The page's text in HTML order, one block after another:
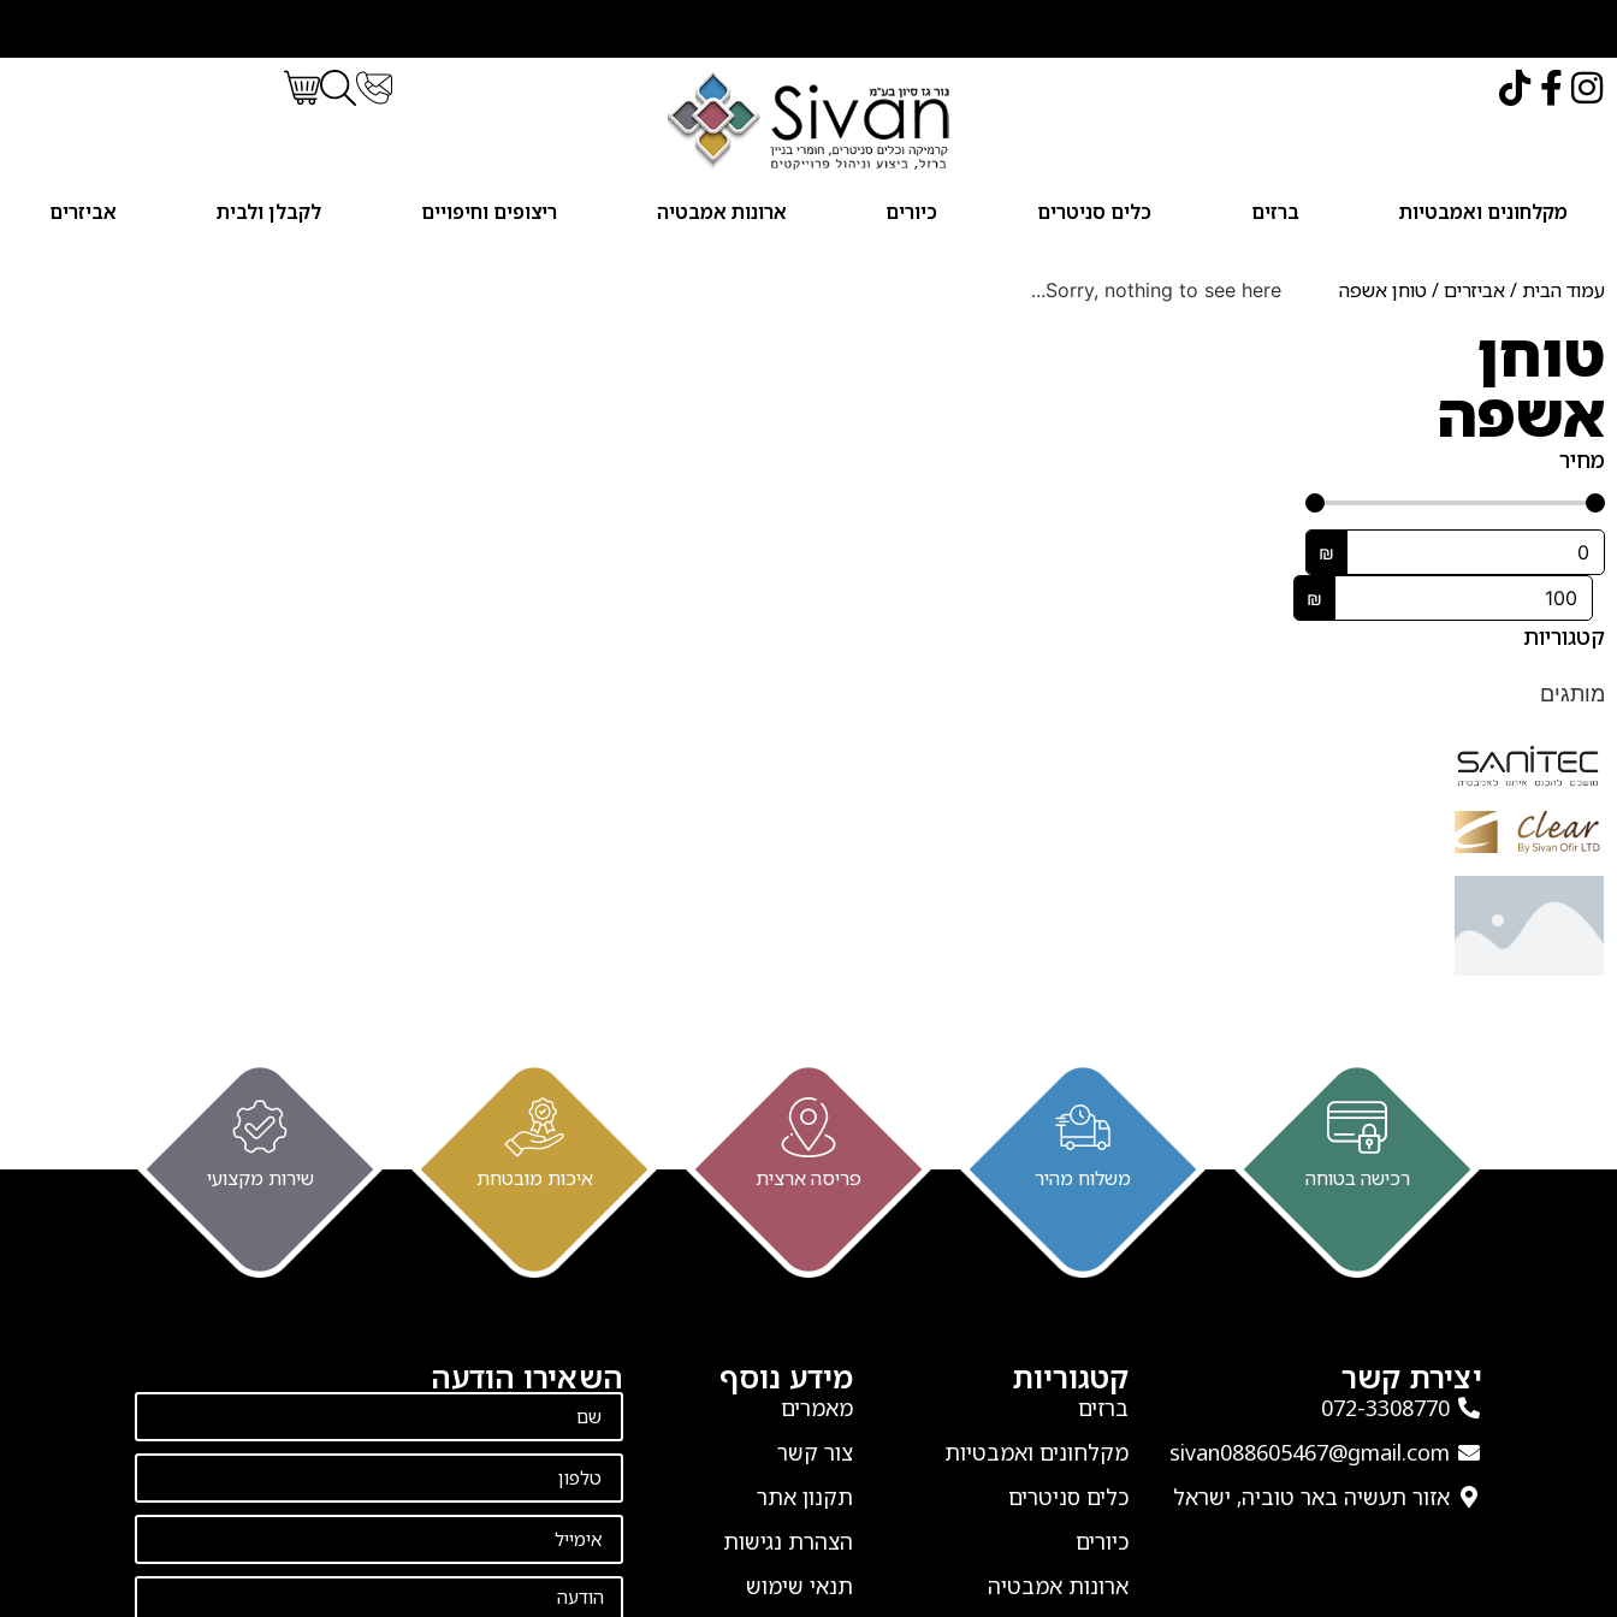
מקלחונים ואמבטיות ברזים כלים סניטרים כיורים ארונות אמבטיה ריצופים וחיפויים לקבלן ולבית אביזרים
עמוד הבית /אביזרים/ טוחן אשפה
טוחן
אשפה
מחיר
₪
₪
קטגוריות
מותגים
Sorry, nothing to see here...
רכישה בטוחה משלוח מהיר פריסה ארצית איכות מובטחת שירות מקצועי
יצירת קשר
‭072-3308770‬
sivan088605467@gmail.com
אזור תעשיה באר טוביה, ישראל
קטגוריות
ברזים
מקלחונים ואמבטיות
כלים סניטרים
כיורים
ארונות אמבטיה
מידע נוסף
מאמרים
צור קשר
תקנון אתר
הצהרת נגישות
תנאי שימוש
השאירו הודעה